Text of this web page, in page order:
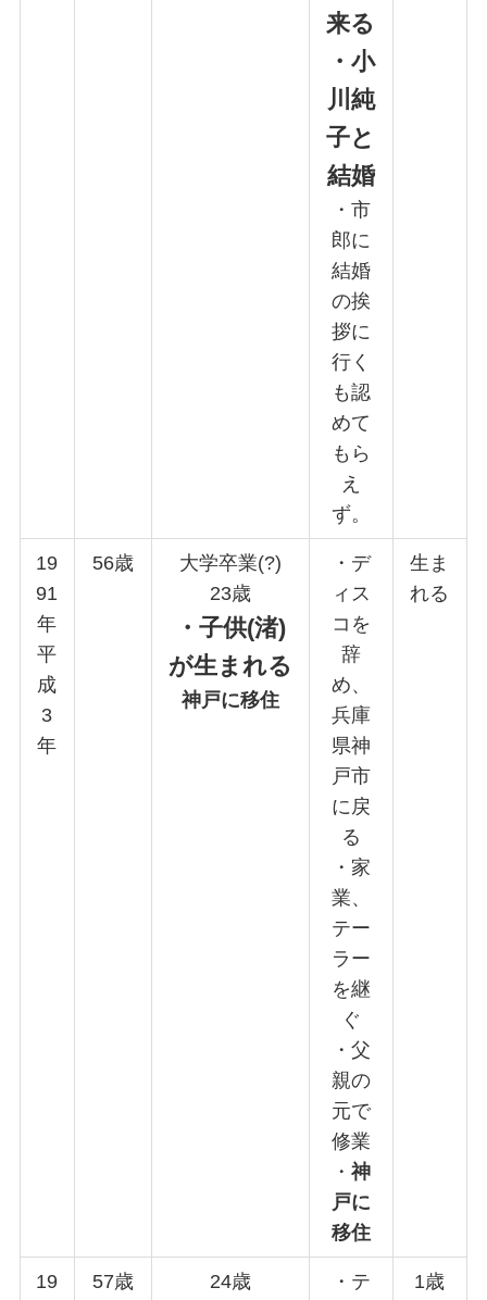
来る
・ 小
川純
子と
結婚
・市
郎に
結婚
の挨
拶に
行く
も認
めて
もら
え
ず。
19
91
年
平
成
3
年
56歳
大学卒業(?)
23歳
・子供(渚)
が生まれる
神戸に移住
・デ
ィス
コを
辞
め、
兵庫
県神
戸市
に戻
る
・家
業、
テー
ラー
を継
ぐ
・父
親の
元で
修業
・ 神
戸に
移住
生ま
れる
19 57歳 24歳 ・テ 1歳